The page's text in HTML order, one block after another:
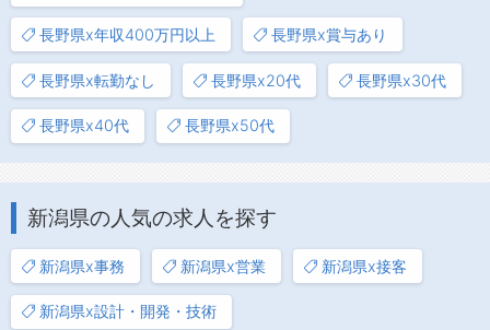
長野県x年収400万円以上 長野県x賞与あり
長野県x転勤なし 長野県x20代 長野県x30代
長野県x40代 長野県x50代
新潟県の人気の求人を探す
新潟県x事務 新潟県x営業 新潟県x接客
新潟県x設計・開発・技術